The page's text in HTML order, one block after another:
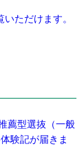
ただけます。
薦型選抜（一般
験記が届きま